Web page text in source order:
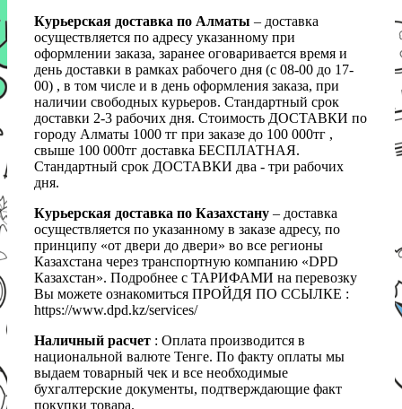
Курьерская доставка по Алматы – доставка
осуществляется по адресу указанному при
оформлении заказа, заранее оговаривается время и
день доставки в рамках рабочего дня (с 08-00 до 17-
00) , в том числе и в день оформления заказа, при
наличии свободных курьеров. Стандартный срок
доставки 2-3 рабочих дня. Стоимость ДОСТАВКИ по
городу Алматы 1000 тг при заказе до 100 000тг ,
свыше 100 000тг доставка БЕСПЛАТНАЯ.
Стандартный срок ДОСТАВКИ два - три рабочих
дня.
Курьерская доставка по Казахстану – доставка
осуществляется по указанному в заказе адресу, по
принципу «от двери до двери» во все регионы
Казахстана через транспортную компанию «DPD
Казахстан». Подробнее с ТАРИФАМИ на перевозку
Вы можете ознакомиться ПРОЙДЯ ПО ССЫЛКЕ :
https://www.dpd.kz/services/
Наличный расчет : Оплата производится в
национальной валюте Тенге. По факту оплаты мы
выдаем товарный чек и все необходимые
бухгалтерские документы, подтверждающие факт
покупки товара.